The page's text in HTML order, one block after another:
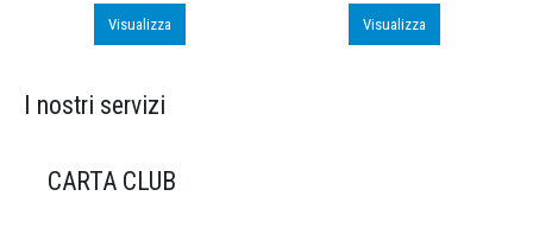
Visualizza Visualizza
I nostri servizi
CARTA CLUB